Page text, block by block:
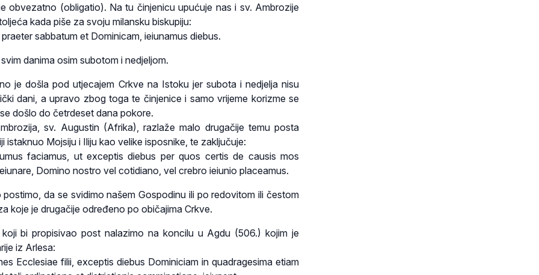
obvezatno (obligatio). Na tu činjenicu upućuje nas i sv. Ambrozije
kada piše za svoju milansku biskupiju:
sabbatum et Dominicam, ieiunamus diebus.
danima osim subotom i nedjeljom.
je došla pod utjecajem Crkve na Istoku jer subota i nedjelja nisu
dani, a upravo zbog toga te činjenice i samo vrijeme korizme se
došlo do četrdeset dana pokore.
sv. Augustin (Afrika), razlaže malo drugačije temu posta
istaknuo Mojsiju i Iliju kao velike isposnike, te zaključuje:
faciamus, ut exceptis diebus per quos certis de causis mos
Domino nostro vel cotidiano, vel crebro ieiunio placeamus.
da se svidimo našem Gospodinu ili po redovitom ili čestom
koje je drugačije određeno po običajima Crkve.
bi propisivao post nalazimo na koncilu u Agdu (506.) kojim je
iz Arlesa:
Ecclesiae filii, exceptis diebus Dominiciam in quadragesima etiam